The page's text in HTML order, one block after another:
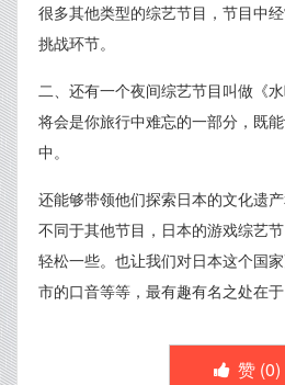
很多其他类型的综艺节目，节目中
挑战环节。
二、还有一个夜间综艺节目叫做《
将会是你旅行中难忘的一部分，既
中。
还能够带领他们探索日本的文化遗
不同于其他节目，日本的游戏综艺
轻松一些。也让我们对日本这个国
市的口音等等，最有趣有名之处在于
赞 (0)